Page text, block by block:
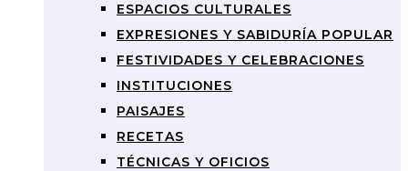
ESPACIOS CULTURALES
EXPRESIONES Y SABIDURÍA POPULAR
FESTIVIDADES Y CELEBRACIONES
INSTITUCIONES
PAISAJES
RECETAS
TÉCNICAS Y OFICIOS